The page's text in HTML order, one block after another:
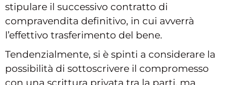
stipulare il successivo contratto di
compravendita definitivo, in cui avverrà
l’effettivo trasferimento del bene.
Tendenzialmente, si è spinti a considerare la
possibilità di sottoscrivere il compromesso
con una scrittura privata tra la parti. ma